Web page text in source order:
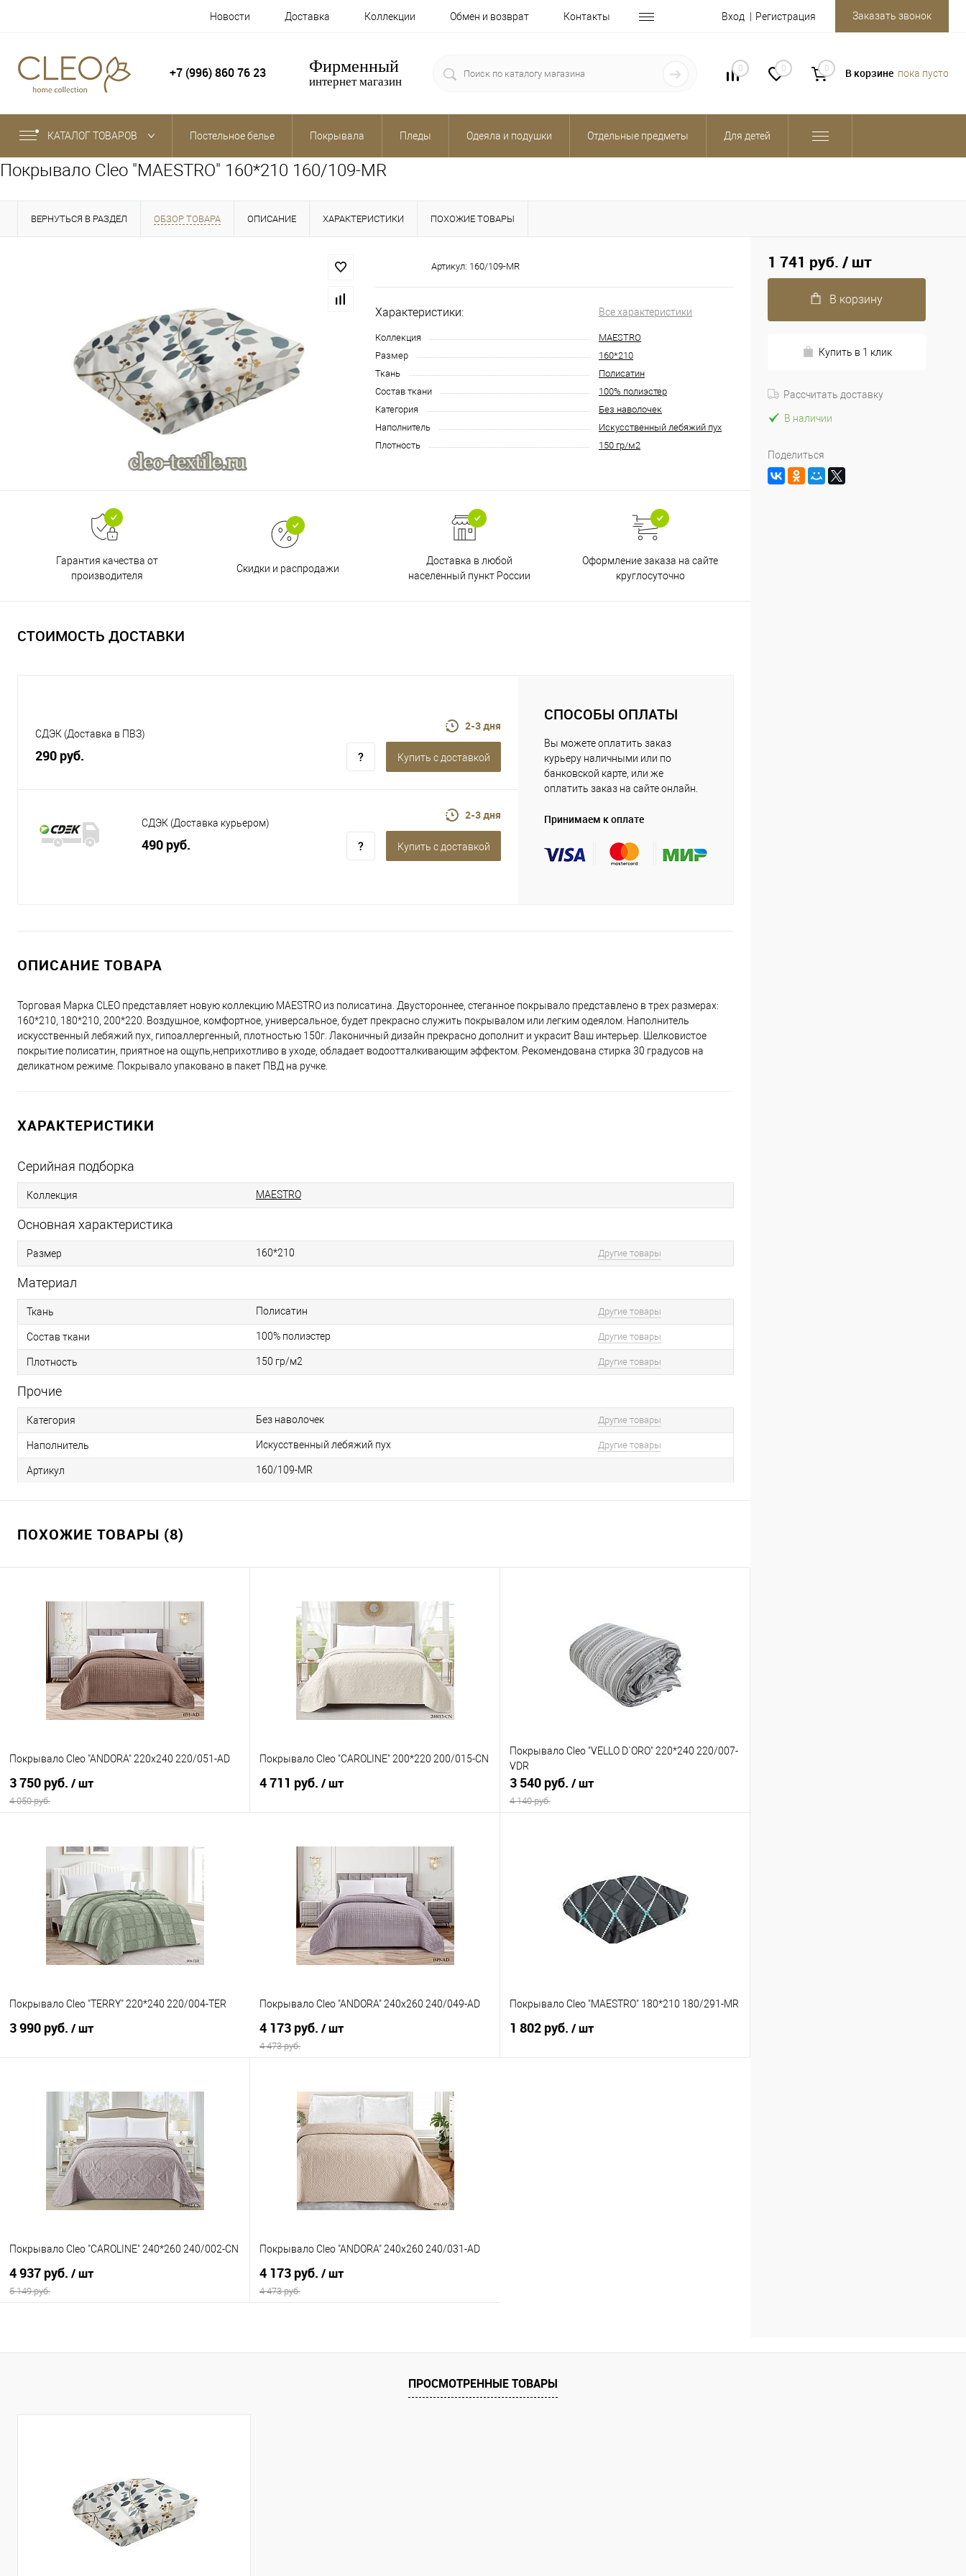
Новости Доставка Коллекции Обмен и возврат Контакты Вход Регистрация Заказать звонок
+7 (996) 860 76 23 Фирменный
интернет магазин
0 0 0 В корзине пока пусто
КАТАЛОГ ТОВАРОВ Постельное белье Покрывала Пледы Одеяла и подушки Отдельные предметы Для детей
Покрывало Cleo "MAESTRO" 160*210 160/109-MR
ВЕРНУТЬСЯ В РАЗДЕЛ ОБЗОР ТОВАРА ОПИСАНИЕ ХАРАКТЕРИСТИКИ ПОХОЖИЕ ТОВАРЫ
Артикул: 160/109-MR
Характеристики: Все характеристики
Коллекция
MAESTRO
Размер
160*210
Ткань
Полисатин
Состав ткани
100% полиэстер
Категория
Без наволочек
Наполнитель
Искусственный лебяжий пух
Плотность
150 гр/м2
Гарантия качества от
производителя
Скидки и распродажи
Доставка в любой
населенный пункт России
Оформление заказа на сайте
круглосуточно
СТОИМОСТЬ ДОСТАВКИ
СДЭК (Доставка в ПВЗ)
290 руб.
2-3 дня
Купить c доставкой
СДЭК (Доставка курьером)
490 руб.
2-3 дня
Купить c доставкой
СПОСОБЫ ОПЛАТЫ
Вы можете оплатить заказ
курьеру наличными или по
банковской карте, или же
оплатить заказ на сайте онлайн.
Принимаем к оплате
ОПИСАНИЕ ТОВАРА
Торговая Марка CLEO представляет новую коллекцию MAESTRO из полисатина. Двустороннее, стеганное покрывало представлено в трех размерах:
160*210, 180*210, 200*220. Воздушное, комфортное, универсальное, будет прекрасно служить покрывалом или легким одеялом. Наполнитель
искусственный лебяжий пух, гипоаллергенный, плотностью 150г. Лаконичный дизайн прекрасно дополнит и украсит Ваш интерьер. Шелковистое
покрытие полисатин, приятное на ощупь,неприхотливо в уходе, обладает водоотталкивающим эффектом. Рекомендована стирка 30 градусов на
деликатном режиме. Покрывало упаковано в пакет ПВД на ручке.
ХАРАКТЕРИСТИКИ
Серийная подборка
Коллекция MAESTRO
Основная характеристика
Размер 160*210 Другие товары
Материал
Ткань Полисатин Другие товары
Состав ткани 100% полиэстер Другие товары
Плотность 150 гр/м2 Другие товары
Прочие
Категория Без наволочек Другие товары
Наполнитель Искусственный лебяжий пух Другие товары
Артикул 160/109-MR
ПОХОЖИЕ ТОВАРЫ (8)
Покрывало Cleo "ANDORA" 220х240 220/051-AD
3 750 руб. / шт
4 050 руб.
Купить в 1 клик
В избранное
В наличии
Покрывало Cleo "CAROLINE" 200*220 200/015-CN
4 711 руб. / шт
Купить в 1 клик
Сравнение
В избранное
В наличии
Покрывало Cleo "VELLO D`ORO" 220*240 220/007-
VDR
3 540 руб. / шт
4 140 руб.
Сравнение
В избранное
В наличии
Покрывало Cleo "TERRY" 220*240 220/004-TER
3 990 руб. / шт
Купить в 1 клик
Сравнение
В избранное
В наличии
Покрывало Cleo "ANDORA" 240х260 240/049-AD
4 173 руб. / шт
4 473 руб.
Купить в 1 клик
Сравнение
В избранное
В наличии
Покрывало Cleo "MAESTRO" 180*210 180/291-MR
1 802 руб. / шт
Покрывало Cleo "CAROLINE" 240*260 240/002-CN
4 937 руб. / шт
5 149 руб.
Покрывало Cleo "ANDORA" 240х260 240/031-AD
4 173 руб. / шт
4 473 руб.
1 741 руб. / шт
В корзину
Купить в 1 клик
Рассчитать доставку
В наличии
Поделиться
ПРОСМОТРЕННЫЕ ТОВАРЫ